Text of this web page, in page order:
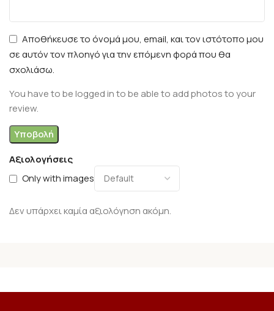
Αξιολογήσεις
Only with images
Δεν υπάρχει καμία αξιολόγηση ακόμη.
Αποθήκευσε το όνομά μου, email, και τον ιστότοπο μου
σε αυτόν τον πλοηγό για την επόμενη φορά που θα
σχολιάσω.
You have to be logged in to be able to add photos to your
review.